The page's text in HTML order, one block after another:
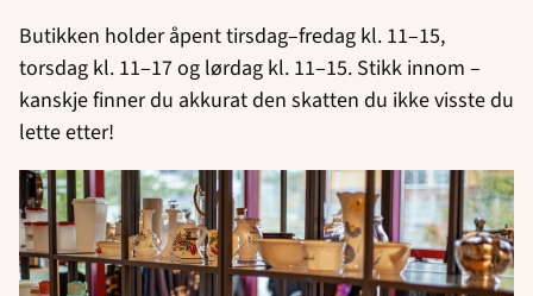
Butikken holder åpent tirsdag–fredag kl. 11–15,
torsdag kl. 11–17 og lørdag kl. 11–15. Stikk innom –
kanskje finner du akkurat den skatten du ikke visste du
lette etter!